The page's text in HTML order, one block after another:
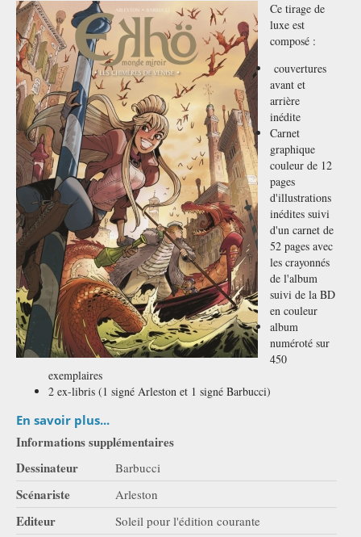
Ce tirage de
luxe est
composé :
couvertures
avant et
arrière
inédite
Carnet
graphique
couleur de 12
pages
d'illustrations
inédites suivi
d'un carnet de
52 pages avec
les crayonnés
de l'album
suivi de la BD
en couleur
album
numéroté sur
450
exemplaires
2 ex-libris (1 signé Arleston et 1 signé Barbucci)
En savoir plus...
Informations supplémentaires
Dessinateur
Barbucci
Scénariste Arleston
Editeur Soleil pour l'édition courante